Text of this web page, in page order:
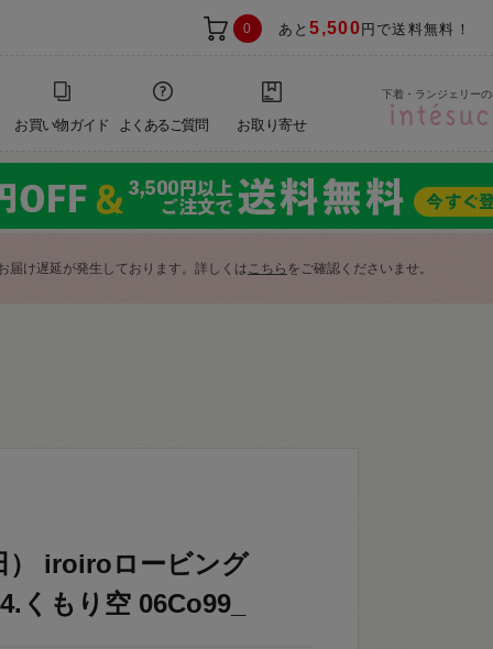
0 あと5,500 円で送料無料！
お買い物ガイド よくあるご質問 お取り寄せ
下着・ランジェリー
届け遅延が発生しております。詳しくはこちら をご確認くださいませ。
） iroiroロービング
くもり空 06Co99_